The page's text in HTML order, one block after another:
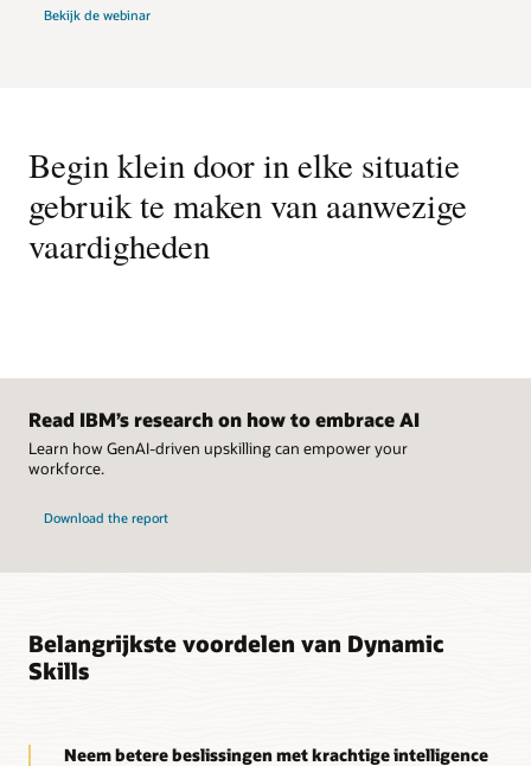
Ondersteuning voor meerdere talen
door vaardigheden toe te voegen, te verwijderen en te
wijzigen.
inzicht te geven in hoe de vaardigheden van de werknemers
Bekijk de webinar
Begin klein door in elke situatie
gebruik te maken van aanwezige
vaardigheden
Read IBM’s research on how to embrace AI
Learn how GenAI-driven upskilling can empower your
workforce.
Download the report
Belangrijkste voordelen van Dynamic
Skills
Neem betere beslissingen met krachtige intelligence